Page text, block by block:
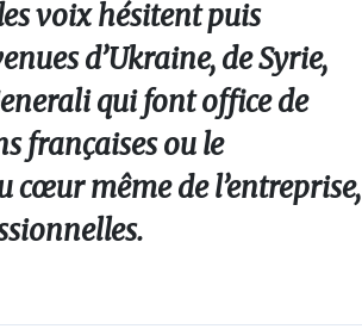
voix hésitent puis
d’Ukraine, de Syrie,
qui font office de
françaises ou le
cœur même de l’entreprise,